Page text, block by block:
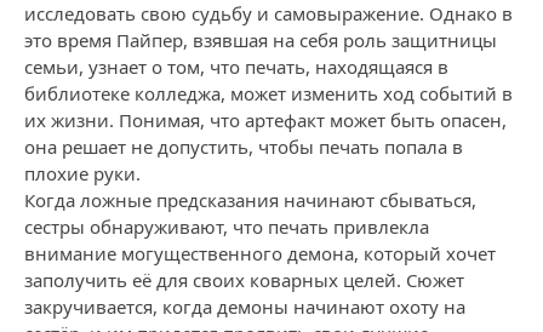
исследовать свою судьбу и самовыражение. Однако в
это время Пайпер, взявшая на себя роль защитницы
семьи, узнает о том, что печать, находящаяся в
библиотеке колледжа, может изменить ход событий в
их жизни. Понимая, что артефакт может быть опасен,
она решает не допустить, чтобы печать попала в
плохие руки.
Когда ложные предсказания начинают сбываться,
сестры обнаруживают, что печать привлекла
внимание могущественного демона, который хочет
заполучить её для своих коварных целей. Сюжет
закручивается, когда демоны начинают охоту на